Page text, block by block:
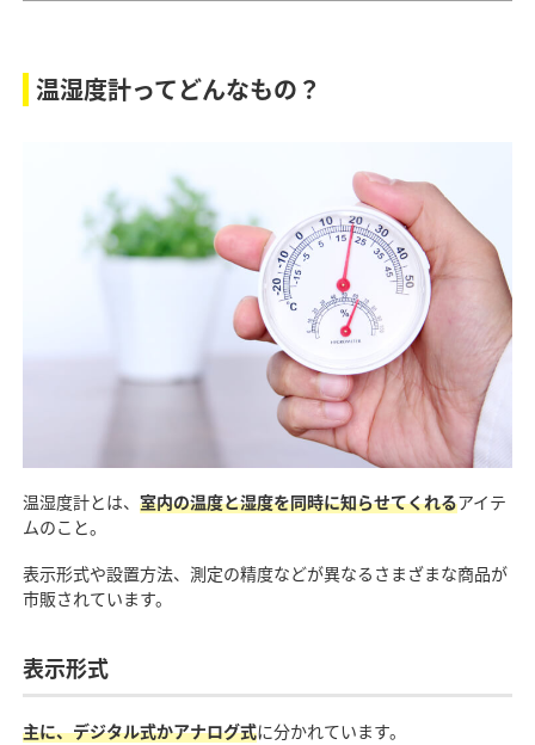
温湿度計ってどんなもの？
温湿度計とは、 室内の温度と湿度を同時に知らせてくれるアイテ
ムのこと。
表示形式や設置方法、測定の精度などが異なるさまざまな商品が
市販されています。
表示形式
主に、デジタル式かアナログ式に分かれています。